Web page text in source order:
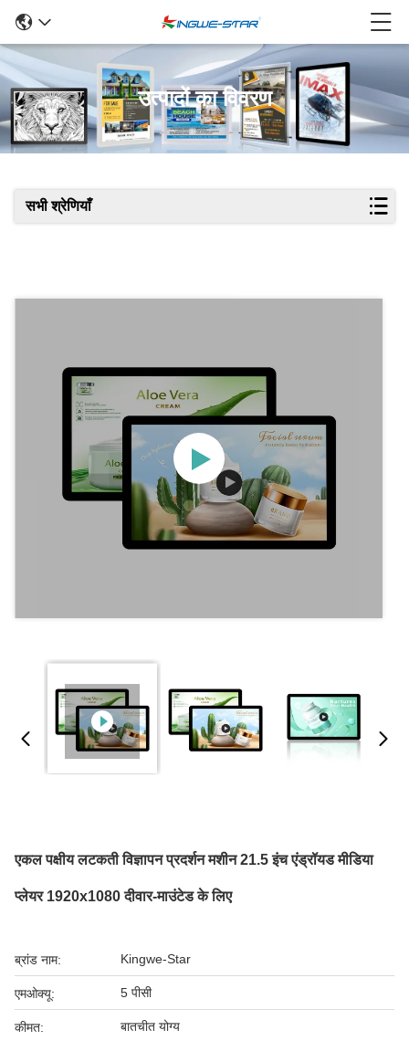
उत्पादों का विवरण
सभी श्रेणियाँ
एकल पक्षीय लटकती विज्ञापन प्रदर्शन मशीन 21.5 इंच एंड्रॉयड मीडिया
प्लेयर 1920x1080 दीवार-माउंटेड के लिए
ब्रांड नाम: Kingwe-Star
एमओक्यू: 5 पीसी
कीमत: बातचीत योग्य